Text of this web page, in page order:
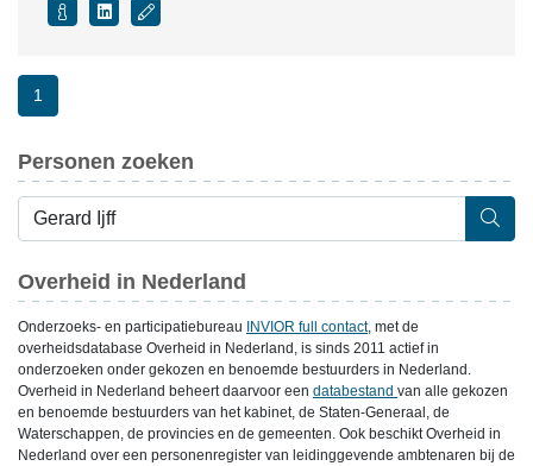
1
Personen zoeken
Overheid in Nederland
Onderzoeks- en participatiebureau INVIOR full contact, met de
overheidsdatabase Overheid in Nederland, is sinds 2011 actief in
onderzoeken onder gekozen en benoemde bestuurders in Nederland.
Overheid in Nederland beheert daarvoor een databestand van alle gekozen
en benoemde bestuurders van het kabinet, de Staten-Generaal, de
Waterschappen, de provincies en de gemeenten. Ook beschikt Overheid in
Nederland over een personenregister van leidinggevende ambtenaren bij de